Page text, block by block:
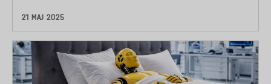
21 MAJ 2025